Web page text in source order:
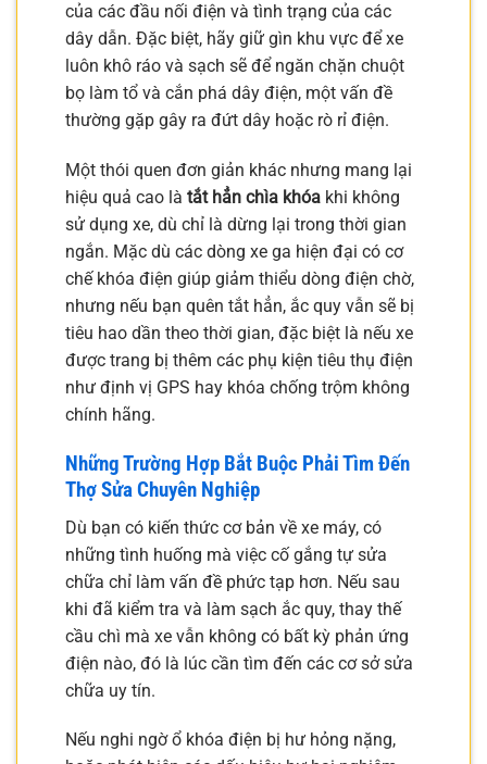
của các đầu nối điện và tình trạng của các
dây dẫn. Đặc biệt, hãy giữ gìn khu vực để xe
luôn khô ráo và sạch sẽ để ngăn chặn chuột
bọ làm tổ và cắn phá dây điện, một vấn đề
thường gặp gây ra đứt dây hoặc rò rỉ điện.
Một thói quen đơn giản khác nhưng mang lại
hiệu quả cao là tắt hẳn chìa khóa khi không
sử dụng xe, dù chỉ là dừng lại trong thời gian
ngắn. Mặc dù các dòng xe ga hiện đại có cơ
chế khóa điện giúp giảm thiểu dòng điện chờ,
nhưng nếu bạn quên tắt hẳn, ắc quy vẫn sẽ bị
tiêu hao dần theo thời gian, đặc biệt là nếu xe
được trang bị thêm các phụ kiện tiêu thụ điện
như định vị GPS hay khóa chống trộm không
chính hãng.
Những Trường Hợp Bắt Buộc Phải Tìm Đến
Thợ Sửa Chuyên Nghiệp
Dù bạn có kiến thức cơ bản về xe máy, có
những tình huống mà việc cố gắng tự sửa
chữa chỉ làm vấn đề phức tạp hơn. Nếu sau
khi đã kiểm tra và làm sạch ắc quy, thay thế
cầu chì mà xe vẫn không có bất kỳ phản ứng
điện nào, đó là lúc cần tìm đến các cơ sở sửa
chữa uy tín.
Nếu nghi ngờ ổ khóa điện bị hư hỏng nặng,